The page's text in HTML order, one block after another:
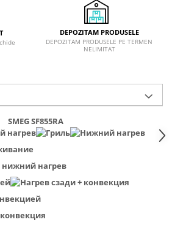
DEPOZITAM PRODUSELE
DEPOZITAM PRODUSELE PE TERMEN
NELIMITAT
SMEG SF855RA